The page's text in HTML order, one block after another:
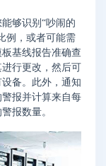
够识别“吵闹的
例，或者可能需
基线报告准确查
行更改，然后可
备。此外，通知
报并计算来自每
报数量。